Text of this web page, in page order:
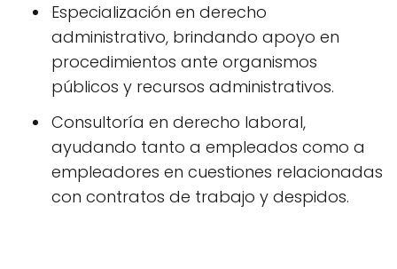
Especialización en derecho
administrativo, brindando apoyo en
procedimientos ante organismos
públicos y recursos administrativos.
Consultoría en derecho laboral,
ayudando tanto a empleados como a
empleadores en cuestiones relacionadas
con contratos de trabajo y despidos.